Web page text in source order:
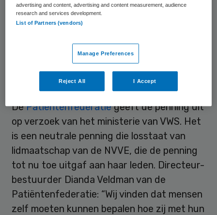
hartstilstand, niet gereanimeerd willen
worden. Artsen en professionele
de penning aantreffen.
Neutraal
DePatiëntenfederatiegeeft de penning uit
op verzoek van het ministerie van VWS. Het
is een neutrale penning die losstaat van
lidmaatschap van de NVVE, die de penning
tot nu toe uitgaf aan haar leden. Directeur-
bestuurder Dianda Veldman van de
Patiëntenfederatie: “Wij vinden dat mensen
zelf moeten kunnen bepalen hoe zij met hun
advertising and content, advertising and content measurement, audience
research and services development.
List of Partners (vendors)
Manage Preferences
Reject All I Accept